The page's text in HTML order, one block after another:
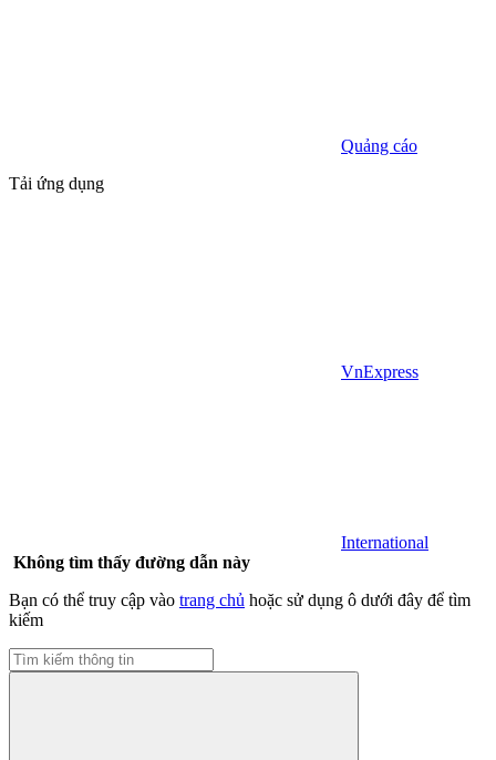
Quảng cáo
Tải ứng dụng
VnExpress
International
Không tìm thấy đường dẫn này
Bạn có thể truy cập vào trang chủ hoặc sử dụng ô dưới đây để tìm
kiếm